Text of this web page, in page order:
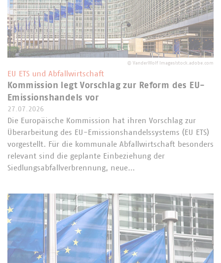
© VanderWolf Images/stock.adobe.com
EU ETS und Abfallwirtschaft
Kommission legt Vorschlag zur Reform des EU-
Emissionshandels vor
27.07.2026
Die Europäische Kommission hat ihren Vorschlag zur
Überarbeitung des EU-Emissionshandelssystems (EU ETS)
vorgestellt. Für die kommunale Abfallwirtschaft besonders
relevant sind die geplante Einbeziehung der
Siedlungsabfallverbrennung, neue…